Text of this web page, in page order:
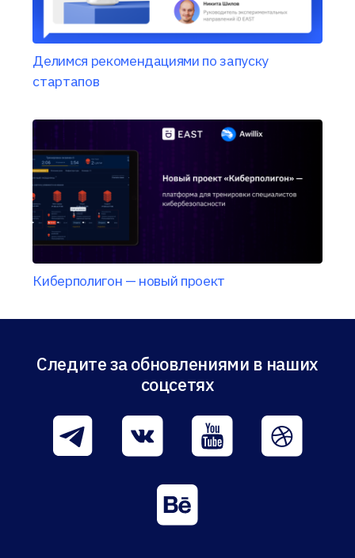
Делимся рекомендациями по запуску
стартапов
Киберполигон — новый проект
Следите за обновлениями в наших
соцсетях